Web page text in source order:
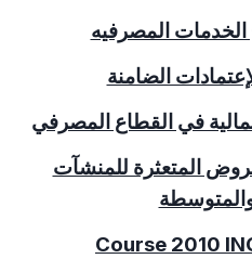
الخدمات المصرفيه
الضامنة
في القطاع المصرفي
المتعثرة للمنشآت
2010
Course